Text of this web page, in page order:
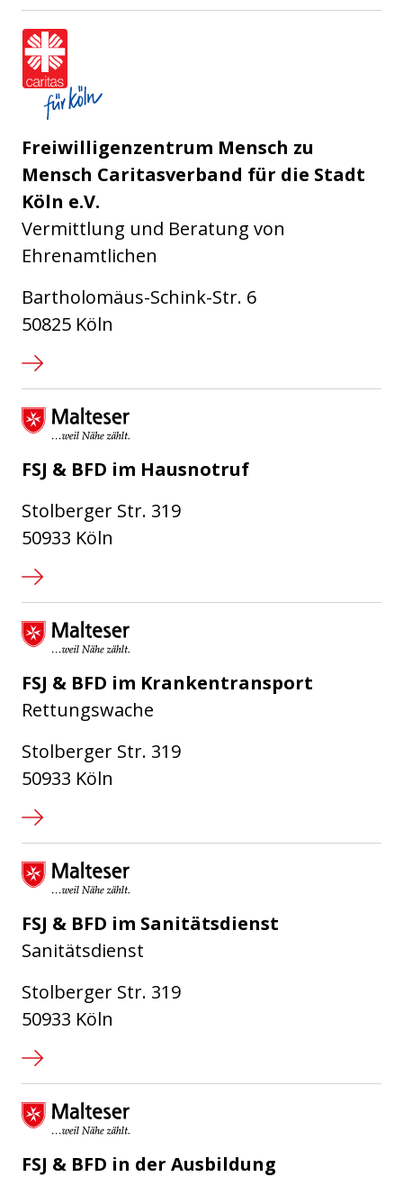
Freiwilligenzentrum Mensch zu
Mensch Caritasverband für die Stadt
Köln e.V.
Vermittlung und Beratung von
Ehrenamtlichen
Bartholomäus-Schink-Str. 6
50825 Köln
Malteser Hilfsdienst e.V.
FSJ & BFD im Hausnotruf
Stolberger Str. 319
50933 Köln
Malteser Hilfsdienst e.V.
FSJ & BFD im Krankentransport
Rettungswache
Stolberger Str. 319
50933 Köln
Malteser Hilfsdienst e.V.
FSJ & BFD im Sanitätsdienst
Sanitätsdienst
Stolberger Str. 319
50933 Köln
Malteser Hilfsdienst e.V.
FSJ & BFD in der Ausbildung